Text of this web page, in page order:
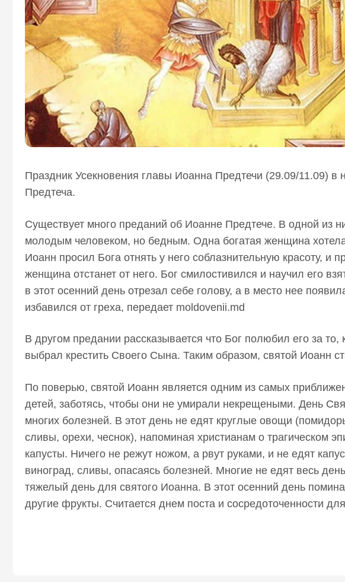
Праздник Усекновения главы Иоанна Предтечи (29.09/11.09) в
Предтеча.
Существует много преданий об Иоанне Предтече. В одной из
молодым человеком, но бедным. Одна богатая женщина хотела
Иоанн просил Бога отнять у него соблазнительную красоту, и
женщина отстанет от него. Бог смилостивился и научил его
в этот осенний день отрезал себе голову, а в место нее
избавился от греха, передает moldovenii.md
В другом предании рассказывается что Бог полюбил его за
выбрал крестить Своего Сына. Таким образом, святой Иоанн
По поверью, святой Иоанн является одним из самых
детей, заботясь, чтобы они не умирали некрещеными. День
многих болезней. В этот день не едят круглые овощи
сливы, орехи, чеснок), напоминая христианам о трагическом
капусты. Ничего не режут ножом, а рвут руками, и не едят
виноград, сливы, опасаясь болезней. Многие не едят весь
тяжелый день для святого Иоанна. В этот осенний день
другие фрукты. Считается днем поста и сосредоточенности